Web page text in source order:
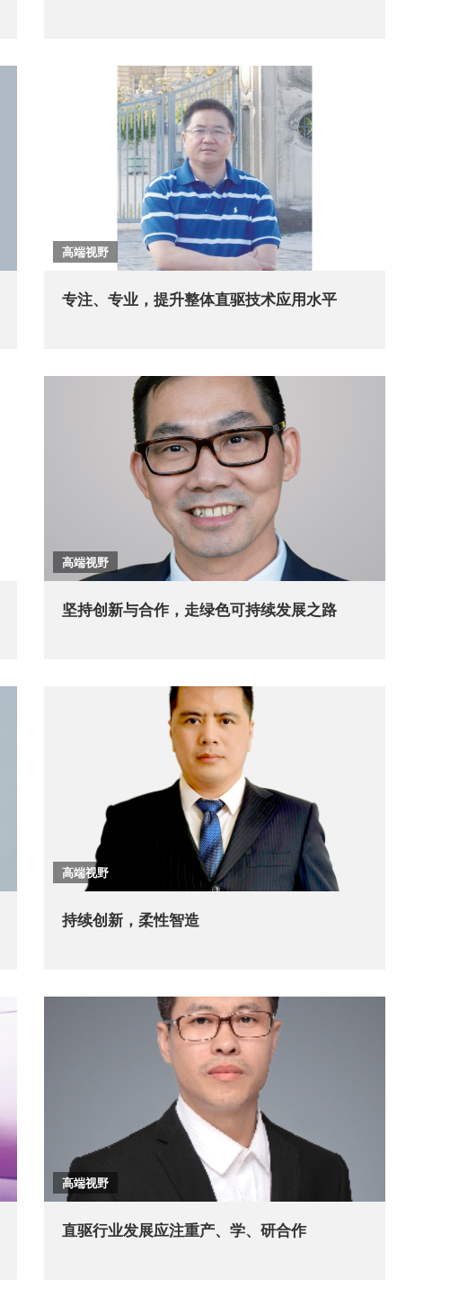
高端视野
专注、专业，提升整体直驱技术应用水平
高端视野
坚持创新与合作，走绿色可持续发展之路
高端视野
持续创新，柔性智造
高端视野
直驱行业发展应注重产、学、研合作